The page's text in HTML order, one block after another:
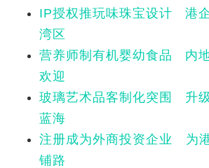
IP授权推玩味珠宝设计 港
湾区
营养师制有机婴幼食品 内
欢迎
玻璃艺术品客制化突围 升
蓝海
注册成为外商投资企业 为
铺路